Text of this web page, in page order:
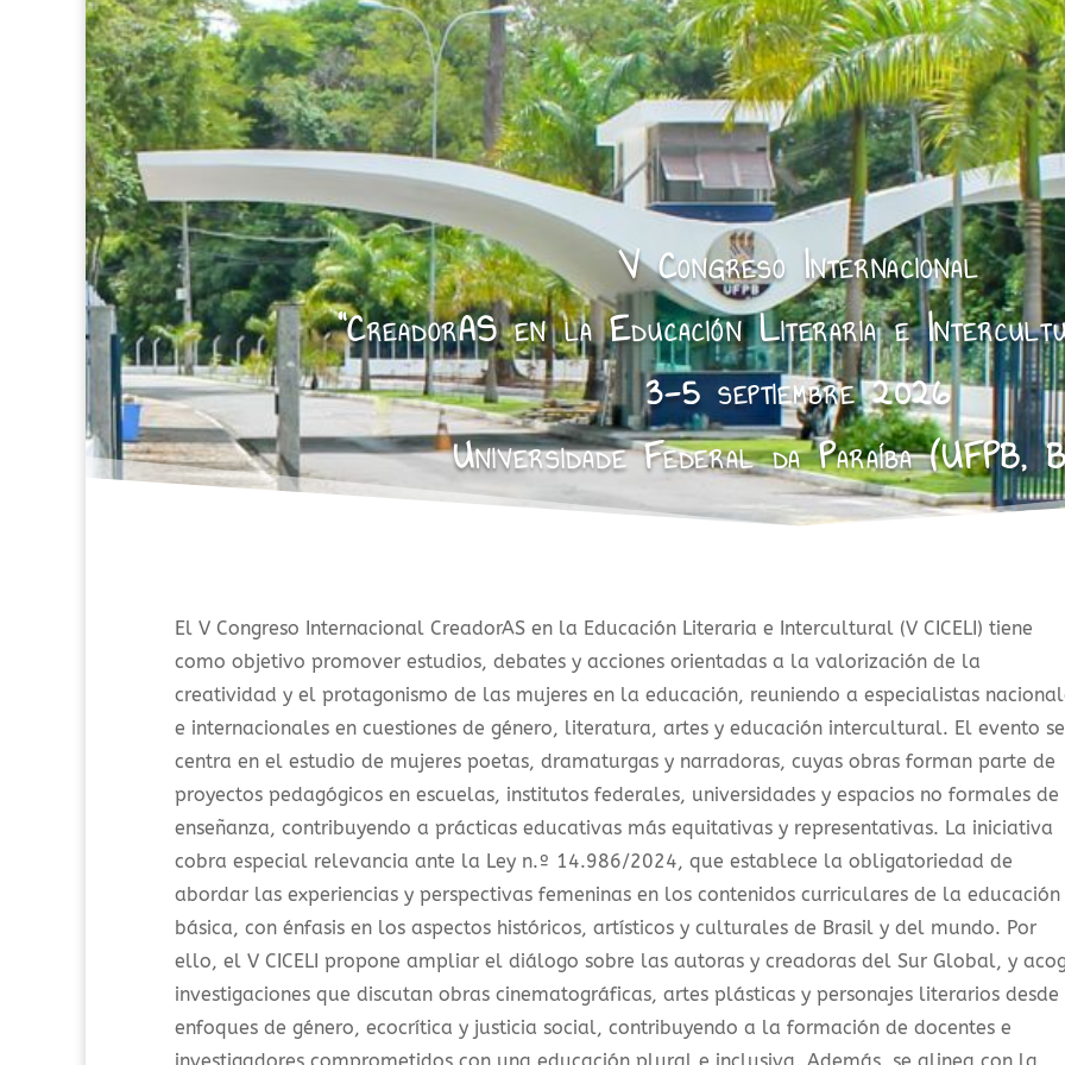
V Congreso Internacional
“CreadorAS en la Educación Literaria e
3-5 septiembre 2026
Universidade Federal da Paraíba (UFPB,
El V Congreso Internacional CreadorAS en la Educación Literaria e Intercultural (V CICELI) tiene
como objetivo promover estudios, debates y acciones orientadas a la valorización de la
creatividad y el protagonismo de las mujeres en la educación, reuniendo a especialistas
e internacionales en cuestiones de género, literatura, artes y educación intercultural. El evento se
centra en el estudio de mujeres poetas, dramaturgas y narradoras, cuyas obras forman parte de
proyectos pedagógicos en escuelas, institutos federales, universidades y espacios no formales de
enseñanza, contribuyendo a prácticas educativas más equitativas y representativas. La iniciativa
cobra especial relevancia ante la Ley n.º 14.986/2024, que establece la obligatoriedad de
abordar las experiencias y perspectivas femeninas en los contenidos curriculares de la educación
básica, con énfasis en los aspectos históricos, artísticos y culturales de Brasil y del mundo. Por
ello, el V CICELI propone ampliar el diálogo sobre las autoras y creadoras del Sur Global, y
investigaciones que discutan obras cinematográficas, artes plásticas y personajes literarios desde
enfoques de género, ecocrítica y justicia social, contribuyendo a la formación de docentes e